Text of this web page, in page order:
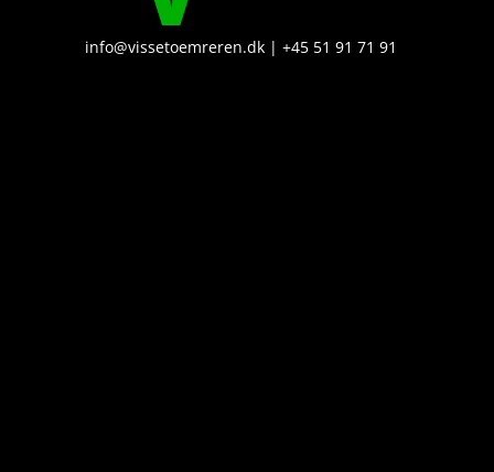
info@vissetoemreren.dk | +45 51 91 71 91